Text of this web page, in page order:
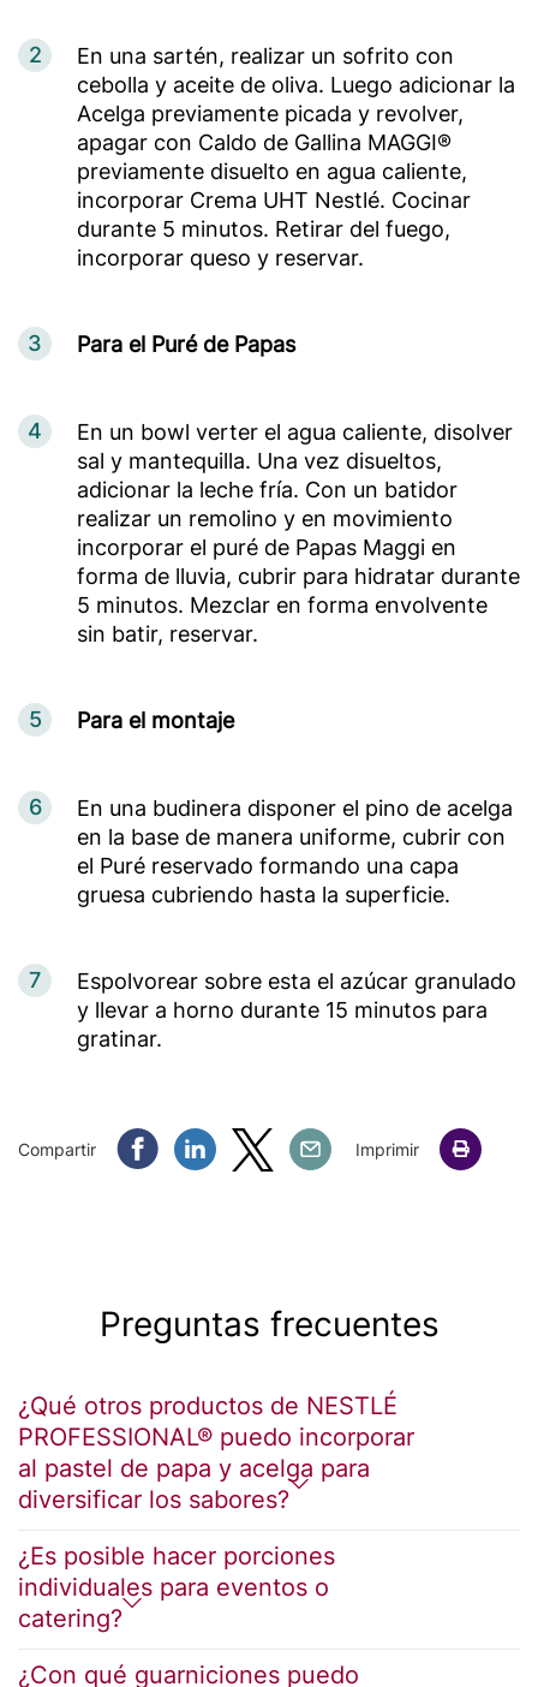
2
En una sartén, realizar un sofrito con
cebolla y aceite de oliva. Luego adicionar la
Acelga previamente picada y revolver,
apagar con Caldo de Gallina MAGGI®
previamente disuelto en agua caliente,
incorporar Crema UHT Nestlé. Cocinar
durante 5 minutos. Retirar del fuego,
incorporar queso y reservar.
3 Para el Puré de Papas
4
En un bowl verter el agua caliente, disolver
sal y mantequilla. Una vez disueltos,
adicionar la leche fría. Con un batidor
realizar un remolino y en movimiento
incorporar el puré de Papas Maggi en
forma de lluvia, cubrir para hidratar durante
5 minutos. Mezclar en forma envolvente
sin batir, reservar.
5 Para el montaje
6
En una budinera disponer el pino de acelga
en la base de manera uniforme, cubrir con
el Puré reservado formando una capa
gruesa cubriendo hasta la superficie.
7
Espolvorear sobre esta el azúcar granulado
y llevar a horno durante 15 minutos para
gratinar.
Compartir Compartir Facebook
Compartir Linkedin
Compartir Twitter
Compartir Email
Imprimir
Preguntas frecuentes
¿Qué otros productos de NESTLÉ
PROFESSIONAL® puedo incorporar
al pastel de papa y acelga para
diversificar los sabores?
¿Es posible hacer porciones
individuales para eventos o
catering?
¿Con qué guarniciones puedo